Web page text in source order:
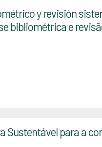
y revisión
bibliométrica e
Sustentável para a